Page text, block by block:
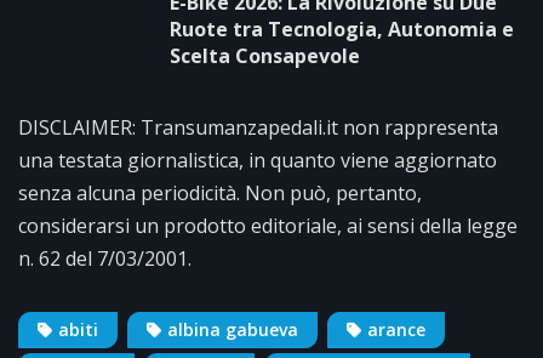
Ruote tra Tecnologia, Autonomia e
Scelta Consapevole
DISCLAIMER: Transumanzapedali.it non rappresenta
una testata giornalistica, in quanto viene aggiornato
senza alcuna periodicità. Non può, pertanto,
considerarsi un prodotto editoriale, ai sensi della legge
n. 62 del 7/03/2001.
abiti albina gabueva
arance